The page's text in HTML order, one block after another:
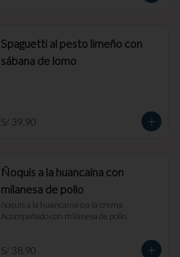
Spaguetti al pesto limeño con
sábana de lomo
S/ 39.90
Ñoquis a la huancaína con
milanesa de pollo
ñoquis a la huancaína o a la crema
Acompañado con milanesa de pollo.
S/ 38.90